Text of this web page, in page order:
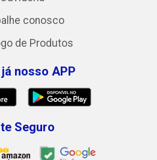
conosco
de Produtos
nosso APP
Seguro